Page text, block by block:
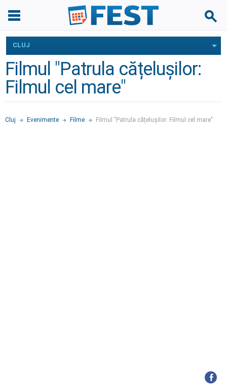
CLUJ
Filmul "Patrula cățelușilor:
Filmul cel mare"
Cluj Evenimente Filme Filmul "Patrula cățelușilor: Filmul cel mare"